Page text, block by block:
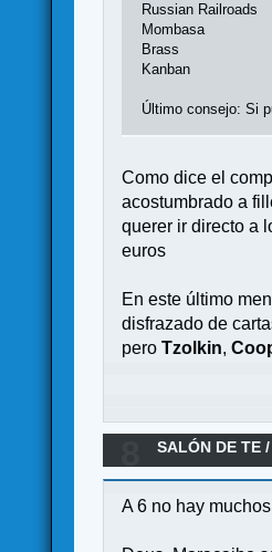
Russian Railroads
Mombasa
Brass
Kanban
Último consejo: Si
Como dice el
acostumbrado a
querer ir directo a
euros
En este último
disfrazado de
peroTzolkin,
SALÓN DE TE
A 6 no hay